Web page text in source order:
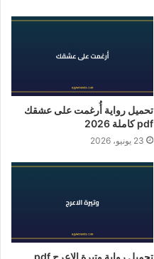
تحميل رواية أُرغمت على عشقك
pdf كاملة 2026
23 يونيو، 2026